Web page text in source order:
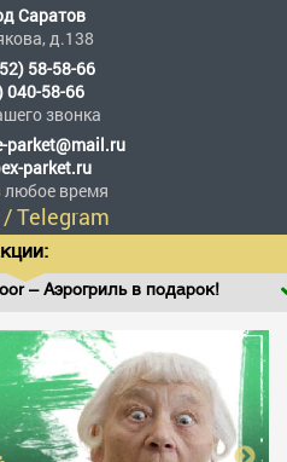
Саратов
д.138
58-58-66
040-58-66
звонка
parket@mail.ru
parket.ru
любое время
Telegram
в подарок!